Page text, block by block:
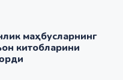
маҳбусларнинг
китобларини